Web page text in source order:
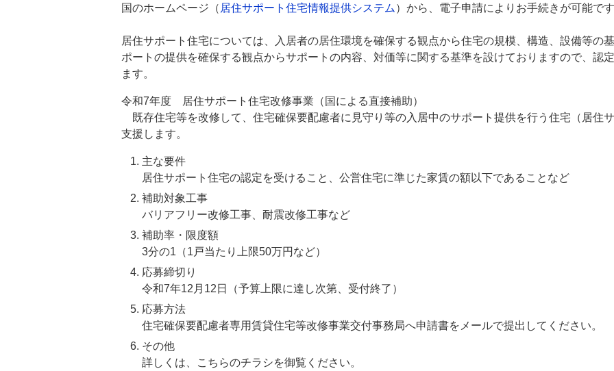
国のホームページ（ 居住サポート住宅情報提供システム）から、電子申請によりお手続きが可能です
居住サポート住宅については、入居者の居住環境を確保する観点から住宅の規模、構造、設備等の
ポートの提供を確保する観点からサポートの内容、対価等に関する基準を設けておりますので、認
ます。
令和7年度 居住サポート住宅改修事業（国による直接補助）
既存住宅等を改修して、住宅確保要配慮者に見守り等の入居中のサポート提供を行う住宅（居住
支援します。
主な要件
居住サポート住宅の認定を受けること、公営住宅に準じた家賃の額以下であることなど
補助対象工事
バリアフリー改修工事、耐震改修工事など
補助率・限度額
3分の1（1戸当たり上限50万円など）
応募締切り
令和7年12月12日（予算上限に達し次第、受付終了）
応募方法
住宅確保要配慮者専用賃貸住宅等改修事業交付事務局へ申請書をメールで提出してください。
その他
詳しくは、こちらのチラシを御覧ください。